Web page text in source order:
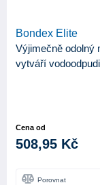
Bondex Elite
Výjimečně odolný
vytváří
Cena od
508,95 Kč
Porovnat